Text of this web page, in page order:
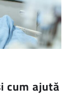
cum ajută